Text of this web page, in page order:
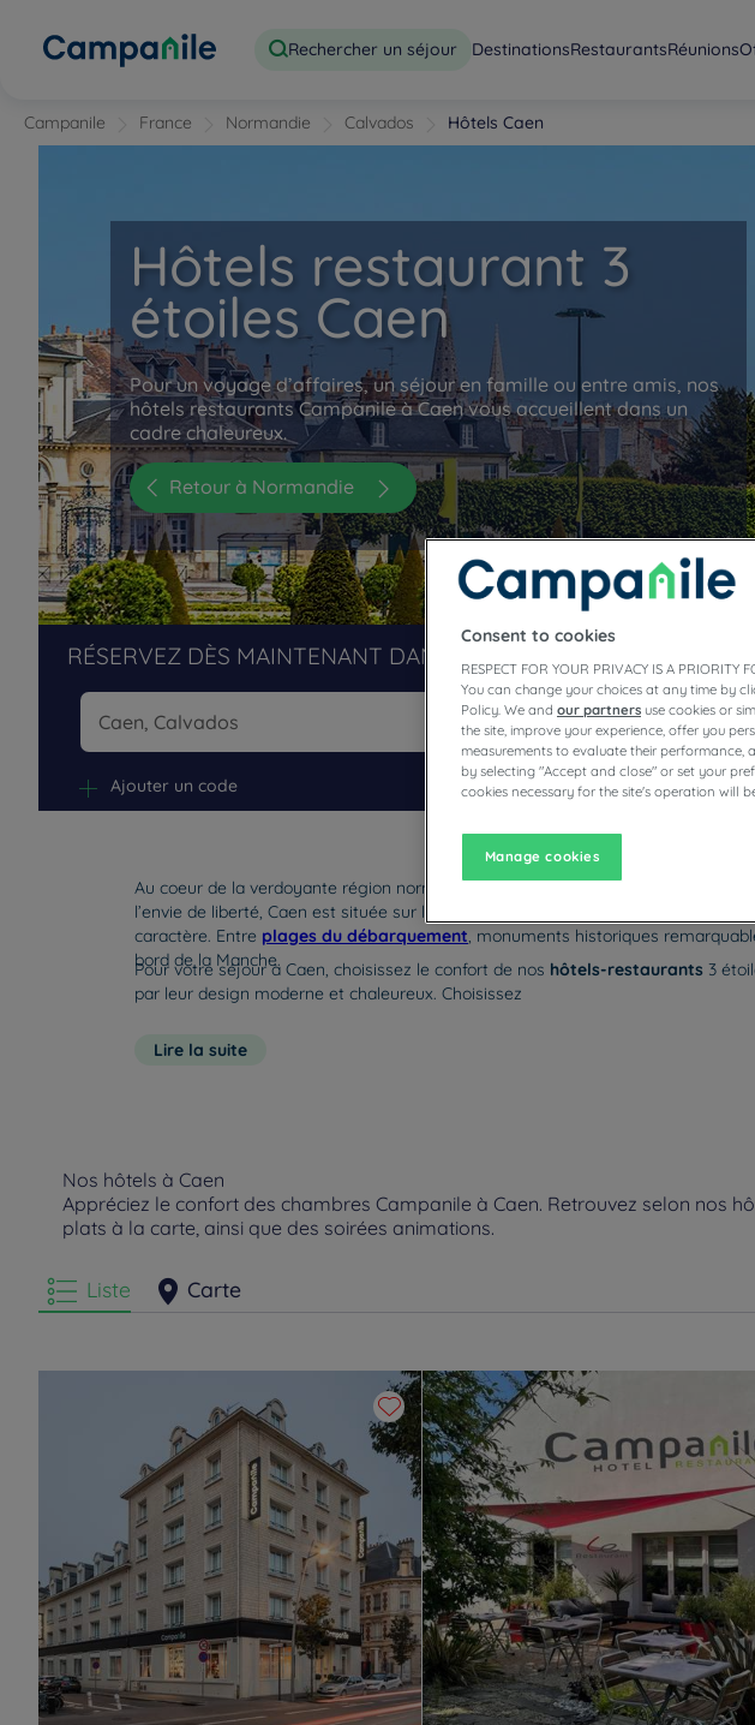
Rechercher un séjour DestinationsRestaurantsRéunions
Campanile France Normandie Calvados Hôtels Caen
Hôtels restaurant 3
étoiles Caen
Pour un voyage d’affaires, un séjour en famille ou entre amis, nos
hôtels restaurants Campanile à Caen vous accueillent dans un
cadre chaleureux.
Retour à Normandie
RÉSERVEZ DÈS MAINTENANT DANS NOS HÔTELS
Navigate forward to interact
Ajouter un code
Au coeur de la verdoyante région normande, venez découvrir la cité de
l’envie de liberté, Caen est située sur la magnifique Côte de Nacre. Tout autour, le
caractère. Entre plages du débarquement, monuments historiques
bord de la Manche.
Pour votre séjour à Caen, choisissez le confort de nos hôtels-restaurants 3
par leur design moderne et chaleureux. Choisissez
Lire la suite
Nos hôtels à Caen
Appréciez le confort des chambres Campanile à Caen. Retrouvez selon nos
plats à la carte, ainsi que des soirées animations.
Liste Carte
Consent to cookies
RESPECT FOR YOUR PRIVACY IS A PRIORITY
You can change your choices at any time by
Policy. We and our partners use cookies or
the site, improve your experience, offer you
measurements to evaluate their
by selecting "Accept and close" or set your
cookies necessary for the site's operation will
Manage cookies